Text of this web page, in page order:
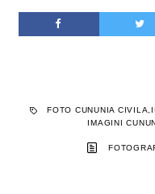
FOTO CUNUNIA
IMAGINI